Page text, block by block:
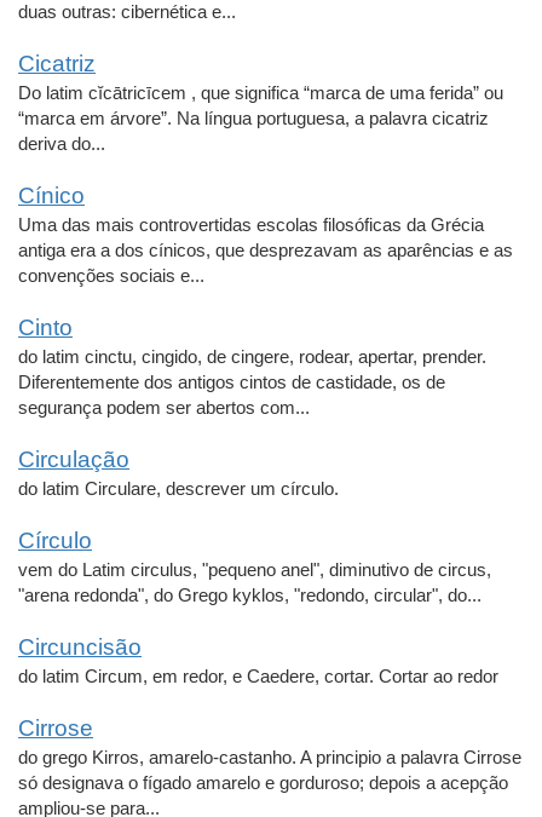
duas outras: cibernética e...
Cicatriz
Do latim cĭcātricīcem , que significa “marca de uma ferida” ou
“marca em árvore”. Na língua portuguesa, a palavra cicatriz
deriva do...
Cínico
Uma das mais controvertidas escolas filosóficas da Grécia
antiga era a dos cínicos, que desprezavam as aparências e as
convenções sociais e...
Cinto
do latim cinctu, cingido, de cingere, rodear, apertar, prender.
Diferentemente dos antigos cintos de castidade, os de
segurança podem ser abertos com...
Circulação
do latim Circulare, descrever um círculo.
Círculo
vem do Latim circulus, "pequeno anel", diminutivo de circus,
"arena redonda", do Grego kyklos, "redondo, circular", do...
Circuncisão
do latim Circum, em redor, e Caedere, cortar. Cortar ao redor
Cirrose
do grego Kirros, amarelo-castanho. A principio a palavra Cirrose
só designava o fígado amarelo e gorduroso; depois a acepção
ampliou-se para...